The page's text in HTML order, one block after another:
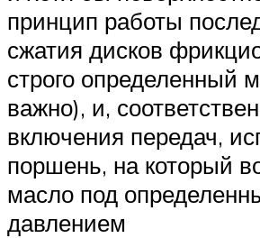
принцип работы
сжатия дисков
строго определенный
важно), и,
включения передач,
поршень, на который
масло под
давлением